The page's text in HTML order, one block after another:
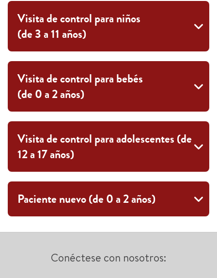
Visita de control para niños
(de 3 a 11 años)
Visita de control para bebés
(de 0 a 2 años)
Visita de control para adolescentes (de
12 a 17 años)
Paciente nuevo (de 0 a 2 años)
Conéctese con nosotros: